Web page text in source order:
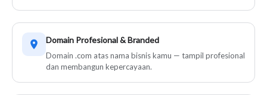
Domain Profesional & Branded
Domain .com atas nama bisnis kamu — tampil profesional
dan membangun kepercayaan.